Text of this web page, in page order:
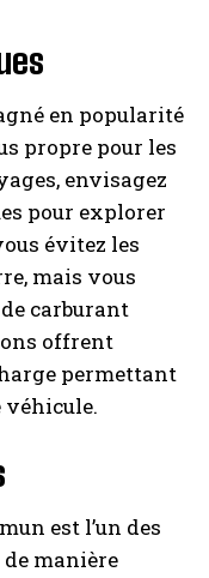
en popularité
propre pour les
envisagez
pour explorer
évitez les
mais vous
carburant
offrent
permettant
est l’un des
manière